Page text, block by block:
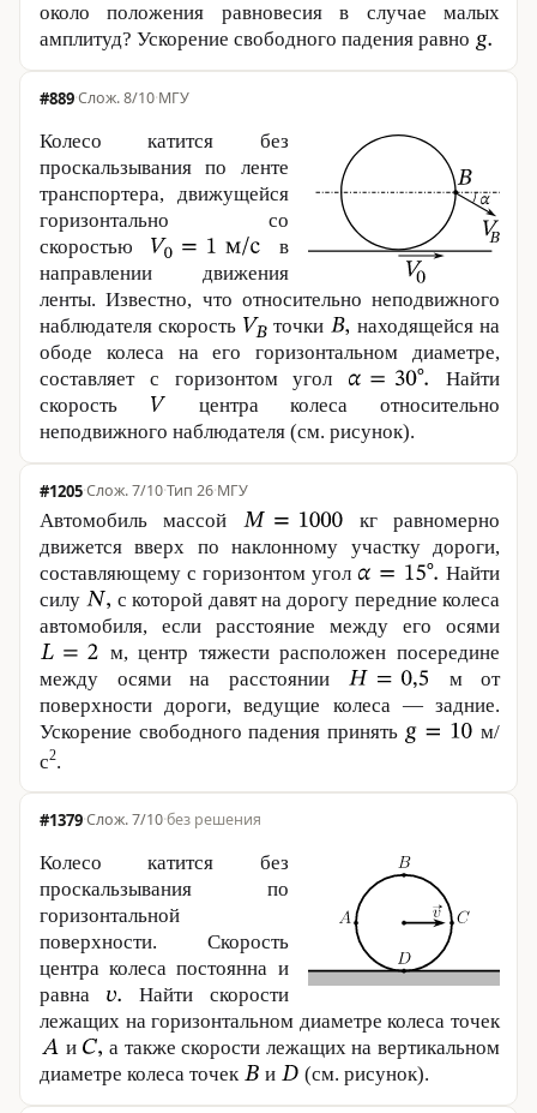
около положения равновесия в случае малых
амплитуд? Ускорение свободного падения равно
#889· 8/10·МГУ
Колесо катится без
проскальзывания по ленте
транспортера, движущейся
горизонтально со
скоростью
в
направлении движения
ленты. Известно, что относительно неподвижного
наблюдателя скорость
точки
находящейся на
ободе колеса на его горизонтальном диаметре,
составляет с горизонтом угол
Найти
скорость
центра колеса относительно
неподвижного наблюдателя (см. рисунок).
#1205· 7/10·Тип 26·МГУ
Автомобиль массой
кг равномерно
движется вверх по наклонному участку дороги,
составляющему с горизонтом угол
Найти
силу
с которой давят на дорогу передние колеса
автомобиля, если расстояние между его осями
м, центр тяжести расположен посередине
между осями на расстоянии
м от
поверхности дороги, ведущие колеса — задние.
Ускорение свободного падения принять
м/
с2.
#1379· 7/10·без решения
Колесо катится без
проскальзывания по
горизонтальной
поверхности. Скорость
центра колеса постоянна и
равна
Найти скорости
лежащих на горизонтальном диаметре колеса точек
и
а также скорости лежащих на вертикальном
диаметре колеса точек
и (см. рисунок).